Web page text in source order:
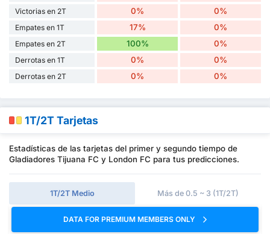
Victorias en 2T 0% 0%
Empates en 1T 17% 0%
Empates en 2T 100% 0%
Derrotas en 1T 0% 0%
Derrotas en 2T 0% 0%
1T/2T Tarjetas
Estadísticas de las tarjetas del primer y segundo tiempo de
Gladiadores Tijuana FC y London FC para tus predicciones.
1T/2T Medio Más de 0.5 ~ 3 (1T/2T)
DATA FOR PREMIUM MEMBERS ONLY